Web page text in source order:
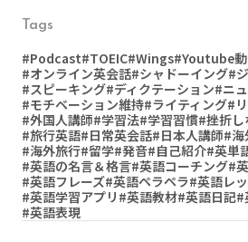
Tags
#Podcast#TOEIC#Wings#Youtube
#オンライン英会話#シャドーイング#
#スピーキング#ディクテーション#ニ
#モチベーション維持#ライティング#
#外国人講師#学習法#学習習慣#挫折し
#旅行英語#日常英会話#日本人講師#海
#海外旅行#留学#発音#自己紹介#英単
#英語の名言＆格言#英語コーチング#
#英語フレーズ#英語ペラペラ#英語レ
#英語学習アプリ #英語教材#英語日記#
#英語表現